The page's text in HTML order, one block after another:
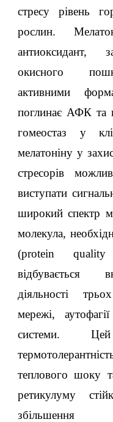
стресу рівень
рослин.
антиоксидант,
окисного
активними
поглинає АФК та
гомеостаз у
мелатоніну у
стресорів
виступати
широкий спектр
молекула,
(protein
відбувається
діяльності
мережі,
системи.
теплового шоку
ретикулуму
збільшення